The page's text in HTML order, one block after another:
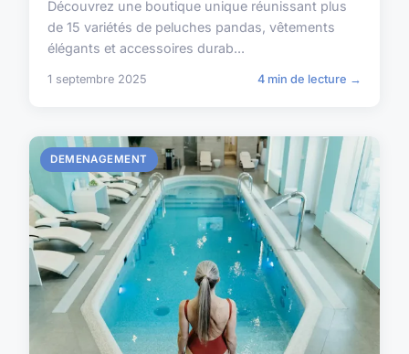
Découvrez une boutique unique réunissant plus
de 15 variétés de peluches pandas, vêtements
élégants et accessoires durab...
1 septembre 2025 4 min de lecture →
DEMENAGEMENT